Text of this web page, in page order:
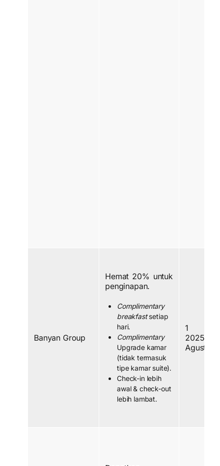
Banyan Group
Hemat 20% untuk
penginapan.
Complimentary
breakfastsetiap
hari.
Complimentary
Upgrade kamar
(tidak termasuk
tipe kamar suite).
Check-in lebih
awal & check-out
lebih lambat.
1
2025
Agustus